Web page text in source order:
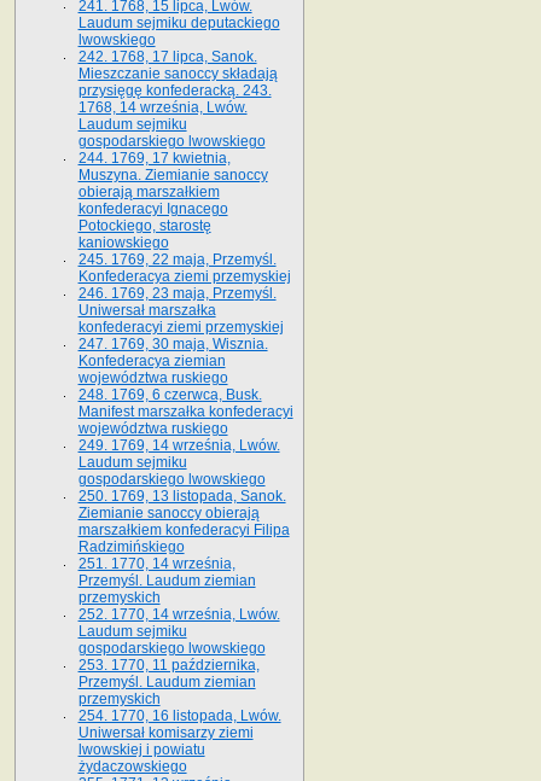
241. 1768, 15 lipca, Lwów.
Laudum sejmiku deputackiego
lwowskiego
242. 1768, 17 lipca, Sanok.
Mieszczanie sanoccy składają
przysięgę konfederacką. 243.
1768, 14 września, Lwów.
Laudum sejmiku
gospodarskiego lwowskiego
244. 1769, 17 kwietnia,
Muszyna. Ziemianie sanoccy
obierają marszałkiem
konfederacyi Ignacego
Potockiego, starostę
kaniowskiego
245. 1769, 22 maja, Przemyśl.
Konfederacya ziemi przemyskiej
246. 1769, 23 maja, Przemyśl.
Uniwersał marszałka
konfederacyi ziemi przemyskiej
247. 1769, 30 maja, Wisznia.
Konfederacya ziemian
województwa ruskiego
248. 1769, 6 czerwca, Busk.
Manifest marszałka konfederacyi
województwa ruskiego
249. 1769, 14 września, Lwów.
Laudum sejmiku
gospodarskiego lwowskiego
250. 1769, 13 listopada, Sanok.
Ziemianie sanoccy obierają
marszałkiem konfederacyi Filipa
Radzimińskiego
251. 1770, 14 września,
Przemyśl. Laudum ziemian
przemyskich
252. 1770, 14 września, Lwów.
Laudum sejmiku
gospodarskiego lwowskiego
253. 1770, 11 października,
Przemyśl. Laudum ziemian
przemyskich
254. 1770, 16 listopada, Lwów.
Uniwersał komisarzy ziemi
lwowskiej i powiatu
żydaczowskiego